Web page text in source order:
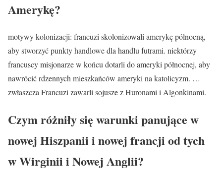
Amerykę?
motywy kolonizacji: francuzi skolonizowali amerykę północną,
aby stworzyć punkty handlowe dla handlu futrami. niektórzy
francuscy misjonarze w końcu dotarli do ameryki północnej, aby
nawrócić rdzennych mieszkańców ameryki na katolicyzm. …
zwłaszcza Francuzi zawarli sojusze z Huronami i Algonkinami.
Czym różniły się warunki panujące w
nowej Hiszpanii i nowej francji od tych
w Wirginii i Nowej Anglii?